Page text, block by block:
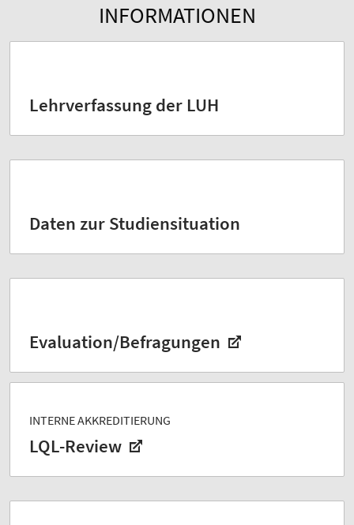
INFORMATIONEN
Lehrverfassung der LUH
Daten zur Studiensituation
Evaluation/Befragungen
INTERNE AKKREDITIERUNG
LQL-Review